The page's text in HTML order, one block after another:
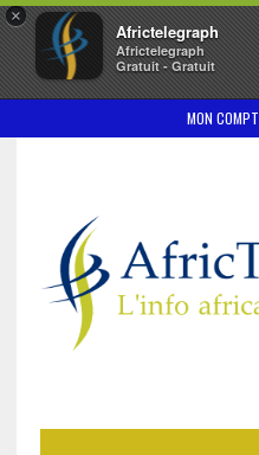
×
Africtelegraph
Africtelegraph
Gratuit - Gratuit
MON